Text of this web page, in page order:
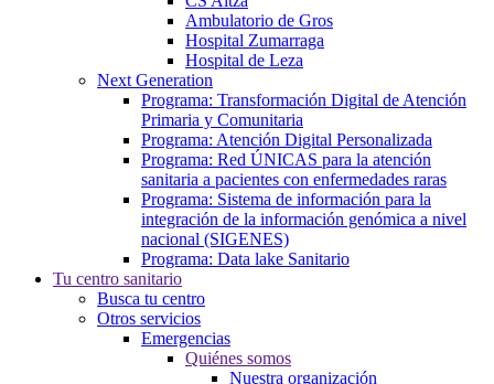
Ambulatorio de Gros
Hospital Zumarraga
Hospital de Leza
Next Generation
Programa: Transformación Digital de Atención
Primaria y Comunitaria
Programa: Atención Digital Personalizada
Programa: Red ÚNICAS para la atención
sanitaria a pacientes con enfermedades raras
Programa: Sistema de información para la
integración de la información genómica a nivel
nacional (SIGENES)
Programa: Data lake Sanitario
Tu centro sanitario
Busca tu centro
Otros servicios
Emergencias
Quiénes somos
Nuestra organización